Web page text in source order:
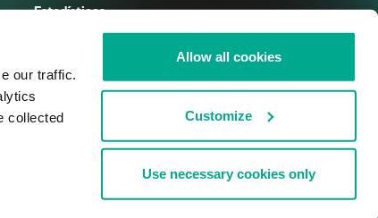
our traffic.
collected
Allow all cookies
Customize
Use necessary cookies only
Estadísticas
Enciclopedia
KSB 2025
Acuerdo de licencia Cookies